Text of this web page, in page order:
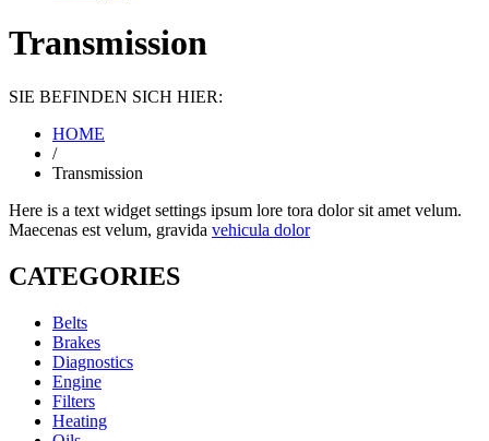
Transmission
SIE BEFINDEN SICH HIER:
HOME
/
Transmission
Here is a text widget settings ipsum lore tora dolor sit amet velum.
Maecenas est velum, gravida vehicula dolor
CATEGORIES
Belts
Brakes
Diagnostics
Engine
Filters
Heating